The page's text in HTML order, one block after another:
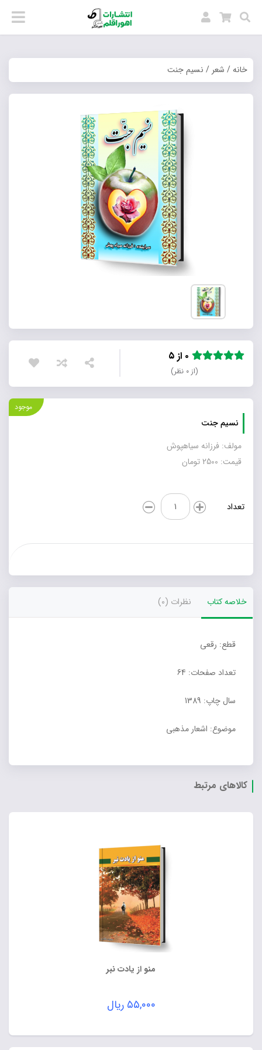
خانه/ شعر / نسیم جنت
(از ۰ نظر)
موجود
نسیم جنت
مولف: فرزانه سیاهپوش
قیمت: 2500 تومان
تعداد
نسیم
جنت
عدد
خلاصه کتاب نظرات (0)
قطع: رقعی
تعداد صفحات: 64
سال چاپ: 1389
موضوع: اشعار مذهبی
کالاهای مرتبط
منو از یادت نبر
۵۵,۰۰۰ ریال